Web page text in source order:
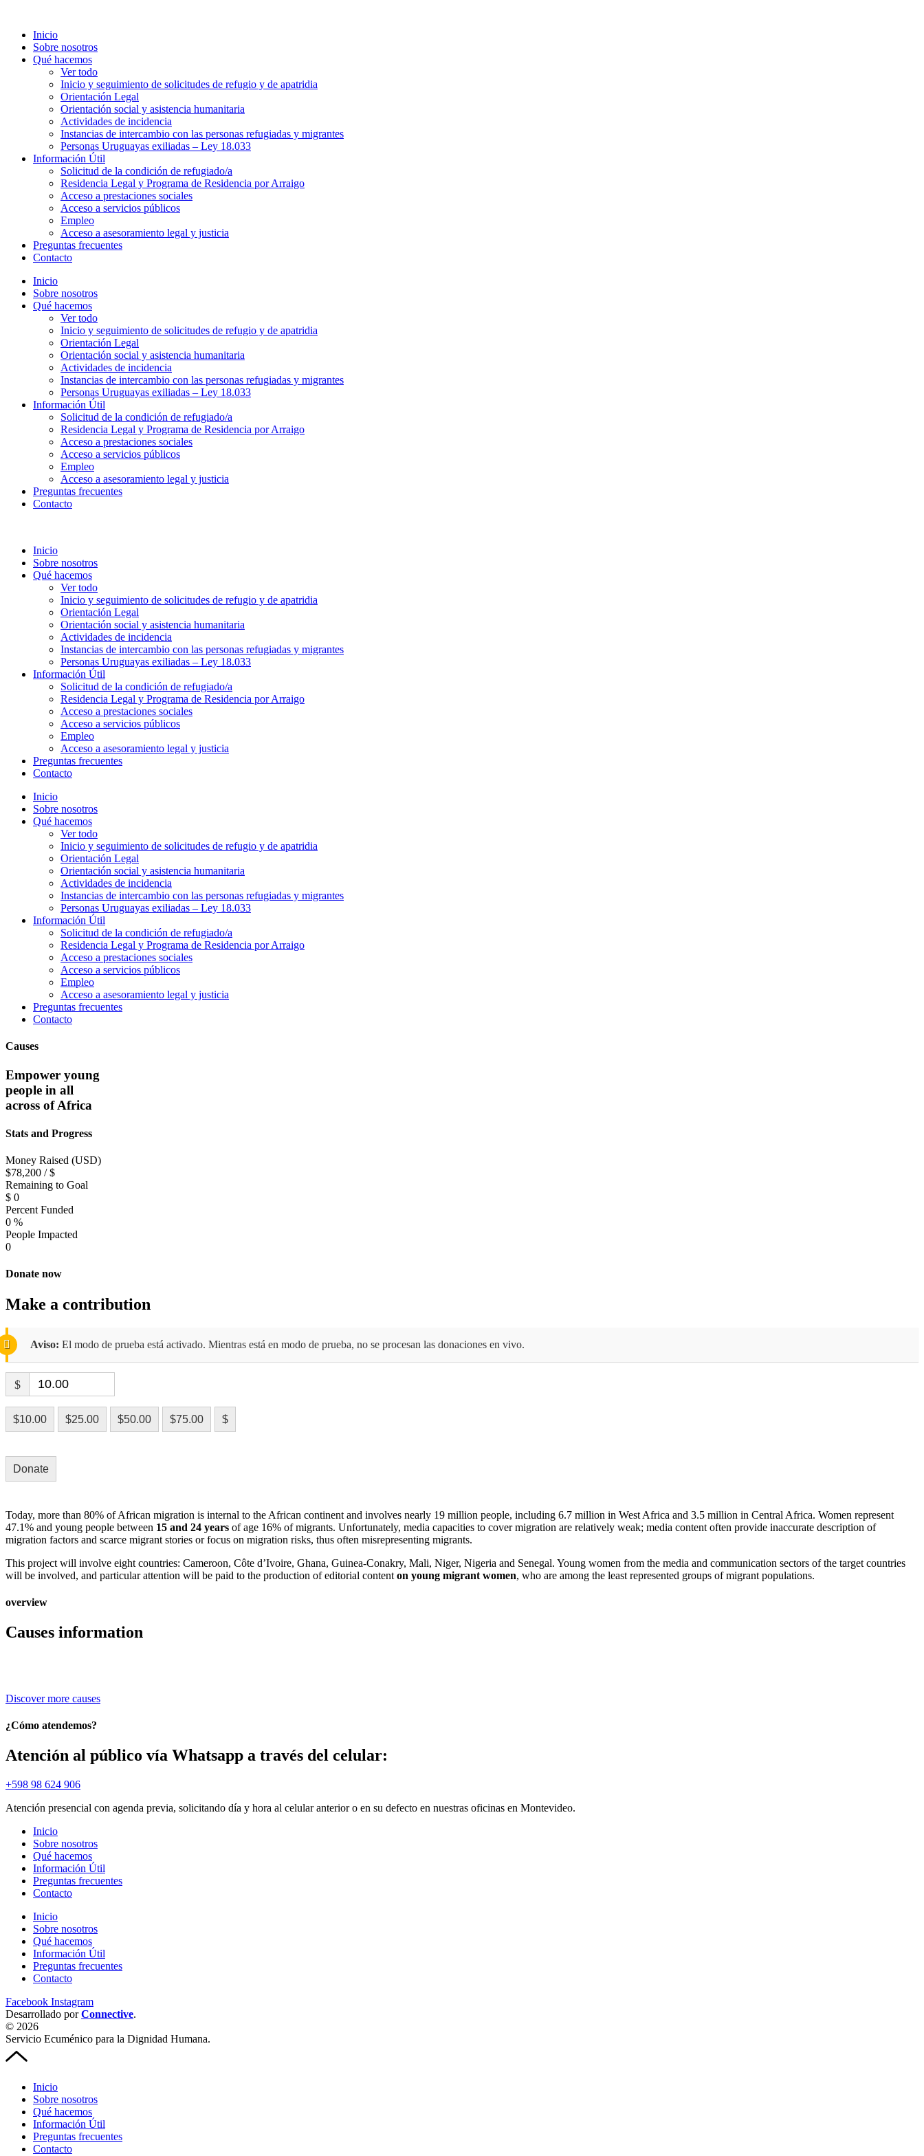
Inicio
Sobre nosotros
Qué hacemos
Ver todo
Inicio y seguimiento de solicitudes de refugio y de apatridia
Orientación Legal
Orientación social y asistencia humanitaria
Actividades de incidencia
Instancias de intercambio con las personas refugiadas y migrantes​
Personas Uruguayas exiliadas – Ley 18.033
Información Útil
Solicitud de la condición de refugiado/a
Residencia Legal y Programa de Residencia por Arraigo
Acceso a prestaciones sociales
Acceso a servicios públicos
Empleo
Acceso a asesoramiento legal y justicia
Preguntas frecuentes
Contacto
Inicio
Sobre nosotros
Qué hacemos
Ver todo
Inicio y seguimiento de solicitudes de refugio y de apatridia
Orientación Legal
Orientación social y asistencia humanitaria
Actividades de incidencia
Instancias de intercambio con las personas refugiadas y migrantes​
Personas Uruguayas exiliadas – Ley 18.033
Información Útil
Solicitud de la condición de refugiado/a
Residencia Legal y Programa de Residencia por Arraigo
Acceso a prestaciones sociales
Acceso a servicios públicos
Empleo
Acceso a asesoramiento legal y justicia
Preguntas frecuentes
Contacto
Inicio
Sobre nosotros
Qué hacemos
Ver todo
Inicio y seguimiento de solicitudes de refugio y de apatridia
Orientación Legal
Orientación social y asistencia humanitaria
Actividades de incidencia
Instancias de intercambio con las personas refugiadas y migrantes​
Personas Uruguayas exiliadas – Ley 18.033
Información Útil
Solicitud de la condición de refugiado/a
Residencia Legal y Programa de Residencia por Arraigo
Acceso a prestaciones sociales
Acceso a servicios públicos
Empleo
Acceso a asesoramiento legal y justicia
Preguntas frecuentes
Contacto
Inicio
Sobre nosotros
Qué hacemos
Ver todo
Inicio y seguimiento de solicitudes de refugio y de apatridia
Orientación Legal
Orientación social y asistencia humanitaria
Actividades de incidencia
Instancias de intercambio con las personas refugiadas y migrantes​
Personas Uruguayas exiliadas – Ley 18.033
Información Útil
Solicitud de la condición de refugiado/a
Residencia Legal y Programa de Residencia por Arraigo
Acceso a prestaciones sociales
Acceso a servicios públicos
Empleo
Acceso a asesoramiento legal y justicia
Preguntas frecuentes
Contacto
Causes
Empower young
people in all
across of Africa
Stats and Progress
Money Raised (USD)
$78,200 / $
Remaining to Goal
$ 0
Percent Funded
0 %
People Impacted
0
Donate now
Make a contribution
Aviso: El modo de prueba está activado. Mientras está en modo de prueba, no se procesan las donaciones en vivo.
$
$10.00 $25.00 $50.00 $75.00 $
Donate
Today, more than 80% of African migration is internal to the African continent and involves nearly 19 million people, including 6.7 million in West Africa and 3.5 million in Central Africa. Women represent
47.1% and young people between 15 and 24 years of age 16% of migrants. Unfortunately, media capacities to cover migration are relatively weak; media content often provide inaccurate description of
migration factors and scarce migrant stories or focus on migration risks, thus often misrepresenting migrants.
This project will involve eight countries: Cameroon, Côte d’Ivoire, Ghana, Guinea-Conakry, Mali, Niger, Nigeria and Senegal. Young women from the media and communication sectors of the target countries
will be involved, and particular attention will be paid to the production of editorial content on young migrant women, who are among the least represented groups of migrant populations.
overview
Causes information
Discover more causes
¿Cómo atendemos?
Atención al público vía Whatsapp a través del celular:
+598 98 624 906
Atención presencial con agenda previa, solicitando día y hora al celular anterior o en su defecto en nuestras oficinas en Montevideo.
Inicio
Sobre nosotros
Qué hacemos
Información Útil
Preguntas frecuentes
Contacto
Inicio
Sobre nosotros
Qué hacemos
Información Útil
Preguntas frecuentes
Contacto
Facebook Instagram
Desarrollado porConnective.
© 2026
Servicio Ecuménico para la Dignidad Humana.
Inicio
Sobre nosotros
Qué hacemos
Información Útil
Preguntas frecuentes
Contacto